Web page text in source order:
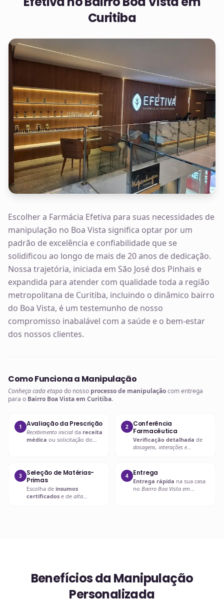
Curitiba
Escolher a Farmácia Efetiva para suas necessidades de
manipulação no Boa Vista significa optar por um
padrão de excelência e confiabilidade que se
solidificou ao longo de mais de 20 anos de dedicação.
Nossa trajetória, iniciada em São José dos Pinhais e
expandida para atender com qualidade toda a região
metropolitana de Curitiba, incluindo o dinâmico bairro
do Boa Vista, é um testemunho de nosso
compromisso inabalável com a saúde e o bem-estar
dos nossos clientes.
Como Funciona a Manipulação
Conheça cada etapado nosso processo de manipulaçãocom entrega
para o Bairro Boa Vista em Curitiba.
1 Avaliação da Prescrição
Recebimento inicial da receita
médica ou solicitação do
2
Conferência
Farmacêutica
Verificação detalhada de
dosagens, interações e
3
Seleção de Matérias-
Primas
Escolha de insumos
certificados e de alta
4 Entrega
Entrega rápida na sua casa
no Bairro Boa Vista em
Benefícios da Manipulação
Personalizada